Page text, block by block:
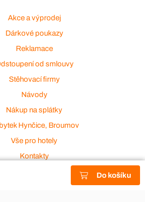
Do košíku
Akce a výprodej
Dárkové poukazy
Reklamace
od smlouvy
Stěhovací firmy
Návody
Nákup na splátky
Hynčice, Broumov
Vše pro hotely
Kontakty
platební karty